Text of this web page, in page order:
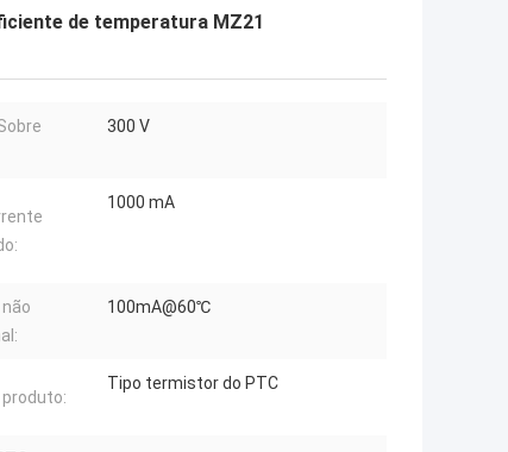
de temperatura MZ21
300 V
1000 mA
100mA@60℃
produto:
Tipo termistor do PTC